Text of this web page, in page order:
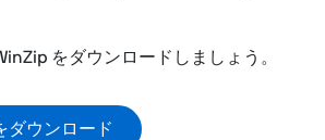
をダウンロードしましょう。
ダウンロード